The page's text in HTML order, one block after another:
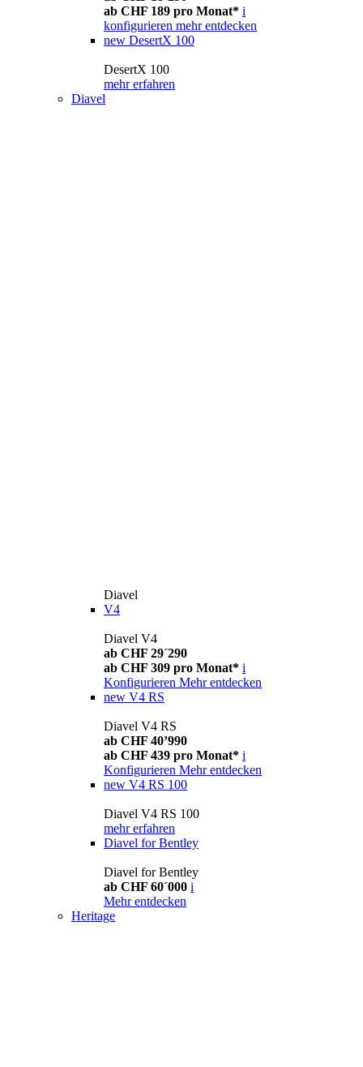
ab CHF 189 pro Monat* i
konfigurieren mehr entdecken
new DesertX 100
DesertX 100
mehr erfahren
Diavel
Diavel
V4
Diavel V4
ab CHF 29´290
ab CHF 309 pro Monat* i
Konfigurieren Mehr entdecken
new V4 RS
Diavel V4 RS
ab CHF 40’990
ab CHF 439 pro Monat* i
Konfigurieren Mehr entdecken
new V4 RS 100
Diavel V4 RS 100
mehr erfahren
Diavel for Bentley
Diavel for Bentley
ab CHF 60´000 i
Mehr entdecken
Heritage